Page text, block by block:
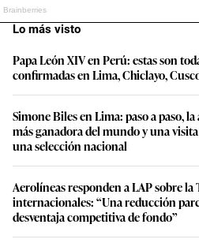
Lo más visto
Papa León XIV en Perú: estas son
confirmadas en Lima, Chiclayo,
Simone Biles en Lima: paso a paso,
más ganadora del mundo y una
una selección nacional
Aerolíneas responden a LAP sobre la
internacionales: “Una reducción
desventaja competitiva de fondo”